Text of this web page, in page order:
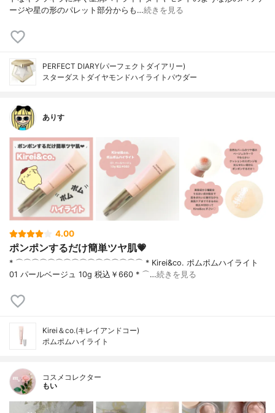
ージや星の形のパレット部分からも…続きを見る
PERFECT DIARY(パーフェクトダイアリー)
スターダストダイヤモンドハイライトパウダー
ありす
4.00
ポンポンするだけ簡単ツヤ肌💗
* ⌒⌒⌒⌒⌒⌒⌒⌒⌒⌒⌒⌒⌒⌒⌒⌒ * Kirei&co. ポムポムハイライト
01 パールベージュ 10g 税込￥660 * ⌒…続きを見る
Kirei＆co.(キレイアンドコー)
ポムポムハイライト
コスメコレクター
もい